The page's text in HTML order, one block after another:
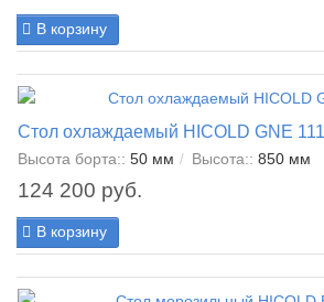
В корзину
Стол охлаждаемый HICOLD GNE
Высота борта:: 50 мм Высота:: 850 мм
124 200 руб.
В корзину